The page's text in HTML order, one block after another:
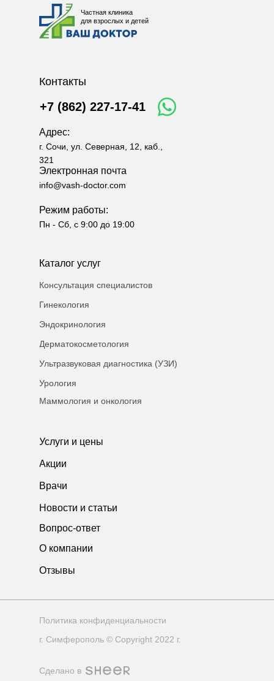
Частная клиника
для взрослых и детей
Политика конфиденциальности
г. Симферополь © Copyright 2022 г.
Каталог услуг
Контакты
+7 (862) 227-17-41
г. Сочи, ул. Северная, 12, каб.,
321
Адрес:
info@vash-doctor.com
Электронная почта
Пн - Сб, с 9:00 до 19:00
Режим работы:
Сделано в
Консультация специалистов
Гинекология
Эндокринология
Дерматокосметология
Ультразвуковая диагностика (УЗИ)
Урология
Маммология и онкология
Услуги и цены
Акции
Врачи
Новости и статьи
О компании
Отзывы
Вопрос-ответ